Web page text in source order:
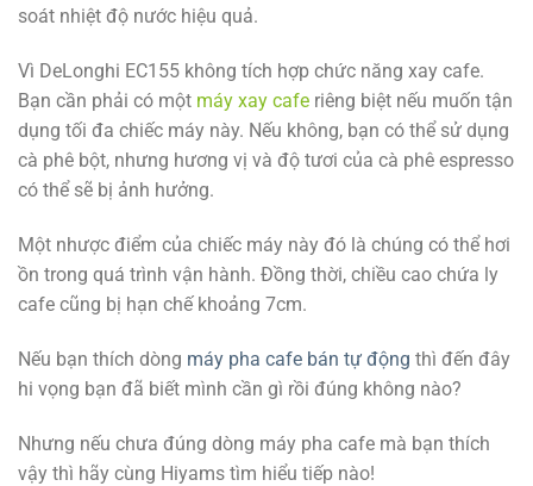
soát nhiệt độ nước hiệu quả.
Vì DeLonghi EC155 không tích hợp chức năng xay cafe.
Bạn cần phải có một máy xay cafe riêng biệt nếu muốn tận
dụng tối đa chiếc máy này. Nếu không, bạn có thể sử dụng
cà phê bột, nhưng hương vị và độ tươi của cà phê espresso
có thể sẽ bị ảnh hưởng.
Một nhược điểm của chiếc máy này đó là chúng có thể hơi
ồn trong quá trình vận hành. Đồng thời, chiều cao chứa ly
cafe cũng bị hạn chế khoảng 7cm.
Nếu bạn thích dòng máy pha cafe bán tự động thì đến đây
hi vọng bạn đã biết mình cần gì rồi đúng không nào?
Nhưng nếu chưa đúng dòng máy pha cafe mà bạn thích
vậy thì hãy cùng Hiyams tìm hiểu tiếp nào!